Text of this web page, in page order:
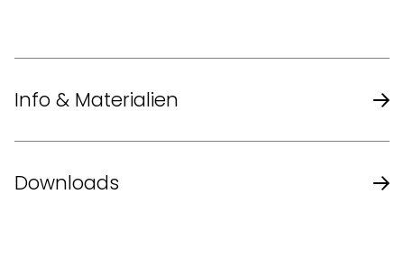
Info & Materialien
Downloads